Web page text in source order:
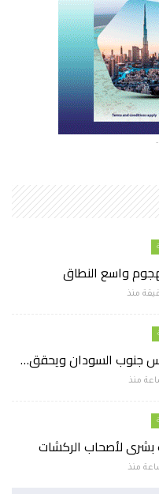
واسع النطاق
جنوب السودان ويحقق…
بشرى لأصحاب الركشات